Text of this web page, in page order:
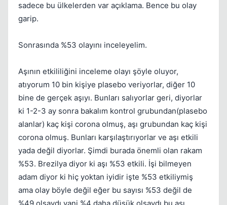
sadece bu ülkelerden var açıklama. Bence bu olay
garip.
Sonrasında %53 olayını inceleyelim.
Aşının etkililiğini inceleme olayı şöyle oluyor,
atıyorum 10 bin kişiye plasebo veriyorlar, diğer 10
bine de gerçek aşıyı. Bunları salıyorlar geri, diyorlar
ki 1-2-3 ay sonra bakalım kontrol grubundan(plasebo
alanlar) kaç kişi corona olmuş, aşı grubundan kaç kişi
corona olmuş. Bunları karşılaştırıyorlar ve aşı etkili
yada değil diyorlar. Şimdi burada önemli olan rakam
%53. Brezilya diyor ki aşı %53 etkili. İşi bilmeyen
adam diyor ki hiç yoktan iyidir işte %53 etkiliymiş
ama olay böyle değil eğer bu sayısı %53 değil de